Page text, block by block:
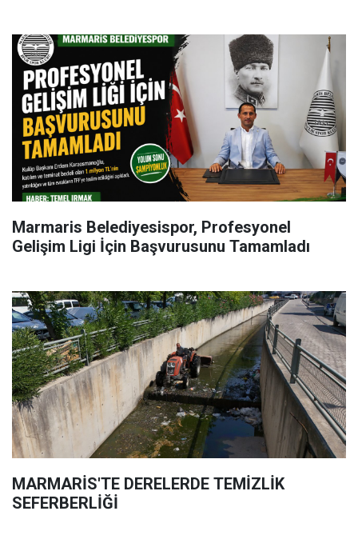
Marmaris Belediyesispor, Profesyonel
Gelişim Ligi İçin Başvurusunu Tamamladı
MARMARİS'TE DERELERDE TEMİZLİK
SEFERBERLİĞİ